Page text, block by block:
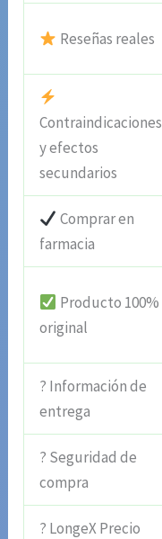
Reseñas reales
Contraindicaciones
y efectos
secundarios
Comprar en
farmacia
Producto 100%
original
? Información de
entrega
? Seguridad de
compra
? LongeX Precio